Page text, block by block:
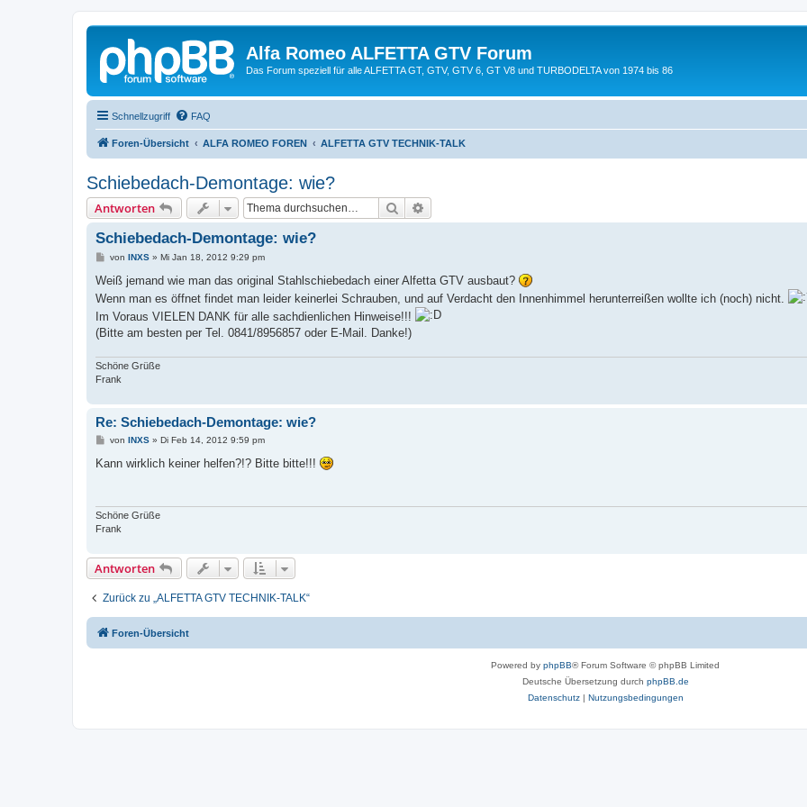
Alfa Romeo ALFETTA GTV Forum
Das Forum speziell für alle ALFETTA GT, GTV, GTV 6, GT V8 und TURBODELTA von 1974 bis 86
Schnellzugriff FAQ
Foren-Übersicht ALFA ROMEO FOREN ALFETTA GTV TECHNIK-TALK
Schiebedach-Demontage: wie?
Antworten Suche
Schiebedach-Demontage: wie?
B
i
r
g
von INXS» Mi Jan 18, 2012 9:29 pm
Weiß jemand wie man das original Stahlschiebedach einer Alfetta GTV ausbaut?
Wenn man es öffnet findet man leider keinerlei Schrauben, und auf Verdacht den Innenhimmel herunterreißen wollte ich (noch) nicht.
Im Voraus VIELEN DANK für alle sachdienlichen Hinweise!!!
(Bitte am besten per Tel. 0841/8956857 oder E-Mail. Danke!)
Schöne Grüße
Frank
Re: Schiebedach-Demontage: wie?
B
i
von INXS» Di Feb 14, 2012 9:59 pm
Kann wirklich keiner helfen?!? Bitte bitte!!!
Schöne Grüße
Frank
Antworten
Zurück zu „ALFETTA GTV TECHNIK-TALK“
Foren-Übersicht
Powered by phpBB® Forum Software © phpBB Limited
Deutsche Übersetzung durch phpBB.de
Datenschutz| Nutzungsbedingungen